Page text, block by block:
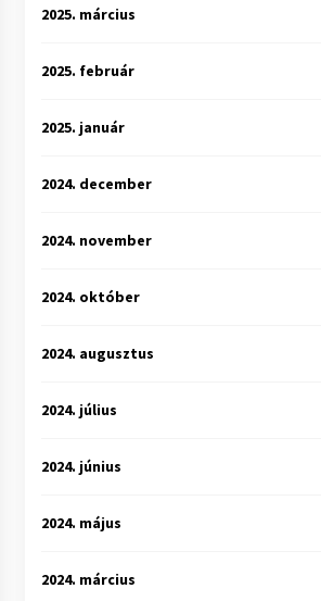
2025. március
2025. február
2025. január
2024. december
2024. november
2024. október
2024. augusztus
2024. július
2024. június
2024. május
2024. március